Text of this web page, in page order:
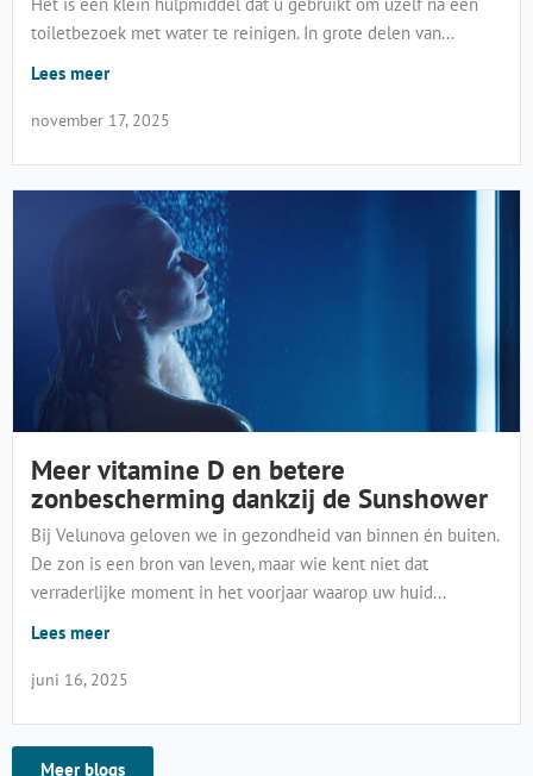
toiletbezoek met water te reinigen. In grote delen van...
Lees meer
november 17, 2025
Meer vitamine D en betere
zonbescherming dankzij de Sunshower
Bij Velunova geloven we in gezondheid van binnen én buiten.
De zon is een bron van leven, maar wie kent niet dat
verraderlijke moment in het voorjaar waarop uw huid...
Lees meer
juni 16, 2025
Meer blogs